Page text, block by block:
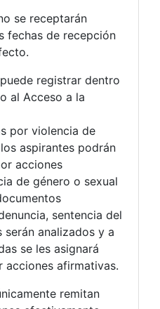
se receptarán
fechas de recepción
registrar dentro
al Acceso a la
por violencia de
aspirantes podrán
acciones
de género o sexual
sentencia del
analizados y a
se les asignará
acciones afirmativas.
remitan